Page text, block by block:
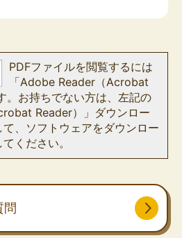
PDFファイルを閲覧するには
「Adobe Reader（Acrobat
。お持ちでない方は、左記の
Reader）」ダウンロー
て、ソフトウェアをダウンロー
ください。
問